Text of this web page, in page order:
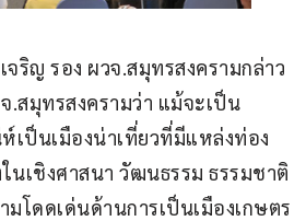
ริญ รอง ผวจ.สมุทรสงครามกล่าว
.สมุทรสงครามว่า แม้จะเป็น
เป็นเมืองน่าเที่ยวที่มีแหล่งท่อง
นเชิงศาสนา วัฒนธรรม ธรรมชาติ
โดดเด่นด้านการเป็นเมืองเกษตร